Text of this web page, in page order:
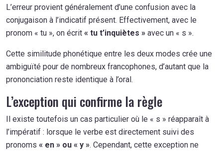
L’erreur provient généralement d’une confusion avec la
conjugaison à l’indicatif présent. Effectivement, avec le
pronom « tu », on écrit « tu t’inquiètes » avec un « s ».
Cette similitude phonétique entre les deux modes crée une
ambiguïté pour de nombreux francophones, d’autant que la
prononciation reste identique à l’oral.
L’exception qui confirme la règle
Il existe toutefois un cas particulier où le « s » réapparaît à
l’impératif : lorsque le verbe est directement suivi des
pronoms « en » ou « y ». Cependant, cette exception ne